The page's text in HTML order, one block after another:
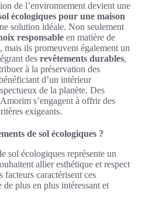
de l’environnement devient une
écologiques pour une maison
solution idéale. Non seulement
responsable en matière de
ils promeuvent également un
des revêtements durables,
à la préservation des
d’un intérieur
de la planète. Des
s’engagent à offrir des
exigeants.
de sol écologiques ?
sol écologiques représente un
allier esthétique et respect
facteurs caractérisent ces
plus en plus intéressant et